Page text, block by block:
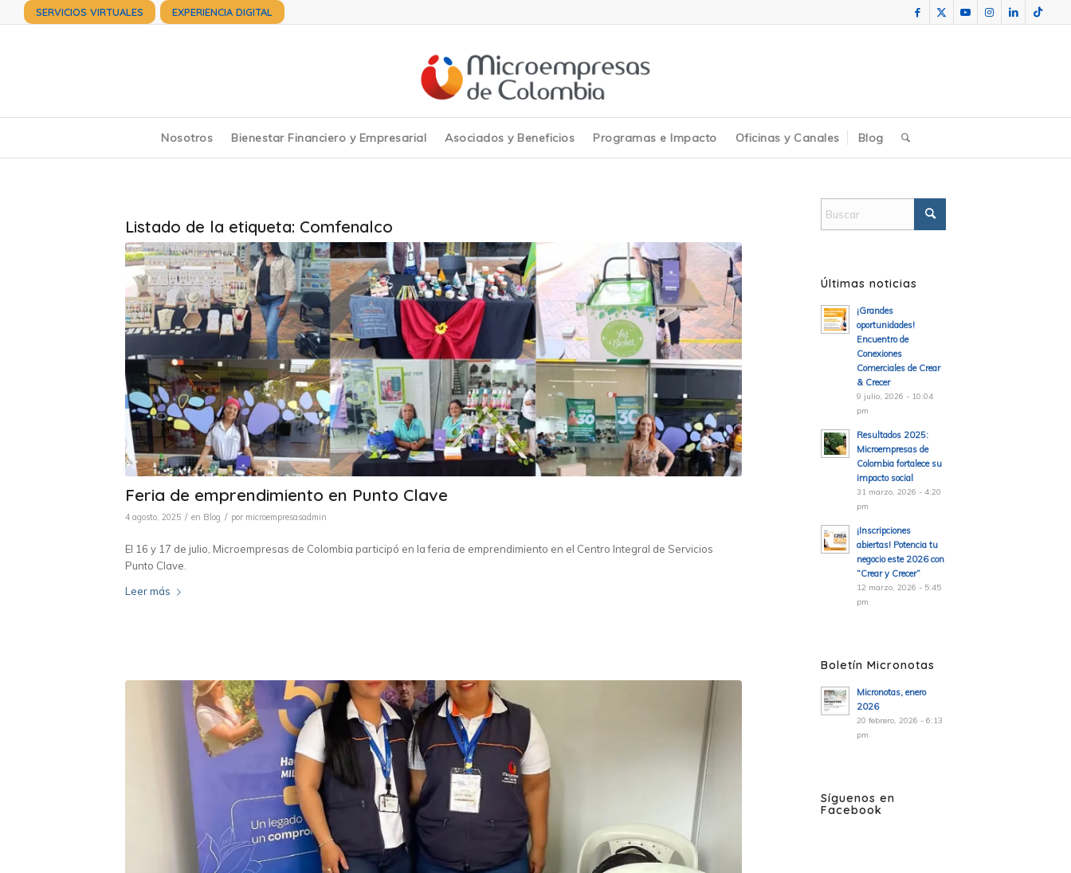
SERVICIOS VIRTUALES EXPERIENCIA DIGITAL
Nosotros Bienestar Financiero y Empresarial Asociados y Beneficios Programas e Impacto Oficinas y Canales Blog
Listado de la etiqueta: Comfenalco
Feria de emprendimiento en Punto Clave
4 agosto, 2025 / en Blog / por microempresasadmin
El 16 y 17 de julio, Microempresas de Colombia participó en la feria de emprendimiento en el Centro Integral de Servicios
Punto Clave.
Leer más
Últimas noticias
¡Grandes
oportunidades!
Encuentro de
Conexiones
Comerciales de Crear
& Crecer
9 julio, 2026 - 10:04
pm
Resultados 2025:
Microempresas de
Colombia fortalece su
impacto social
31 marzo, 2026 - 4:20
pm
¡Inscripciones
abiertas! Potencia tu
negocio este 2026 con
“Crear y Crecer”
12 marzo, 2026 - 5:45
pm
Boletín Micronotas
Micronotas, enero
2026
20 febrero, 2026 - 6:13
pm
Síguenos en
Facebook